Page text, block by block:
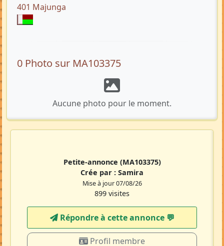
401 Majunga
0 Photo sur MA103375
Aucune photo pour le moment.
Petite-annonce (MA103375)
Crée par : Samira
Mise à jour 07/08/26
899 visites
Répondre à cette annonce 💬​
Profil membre